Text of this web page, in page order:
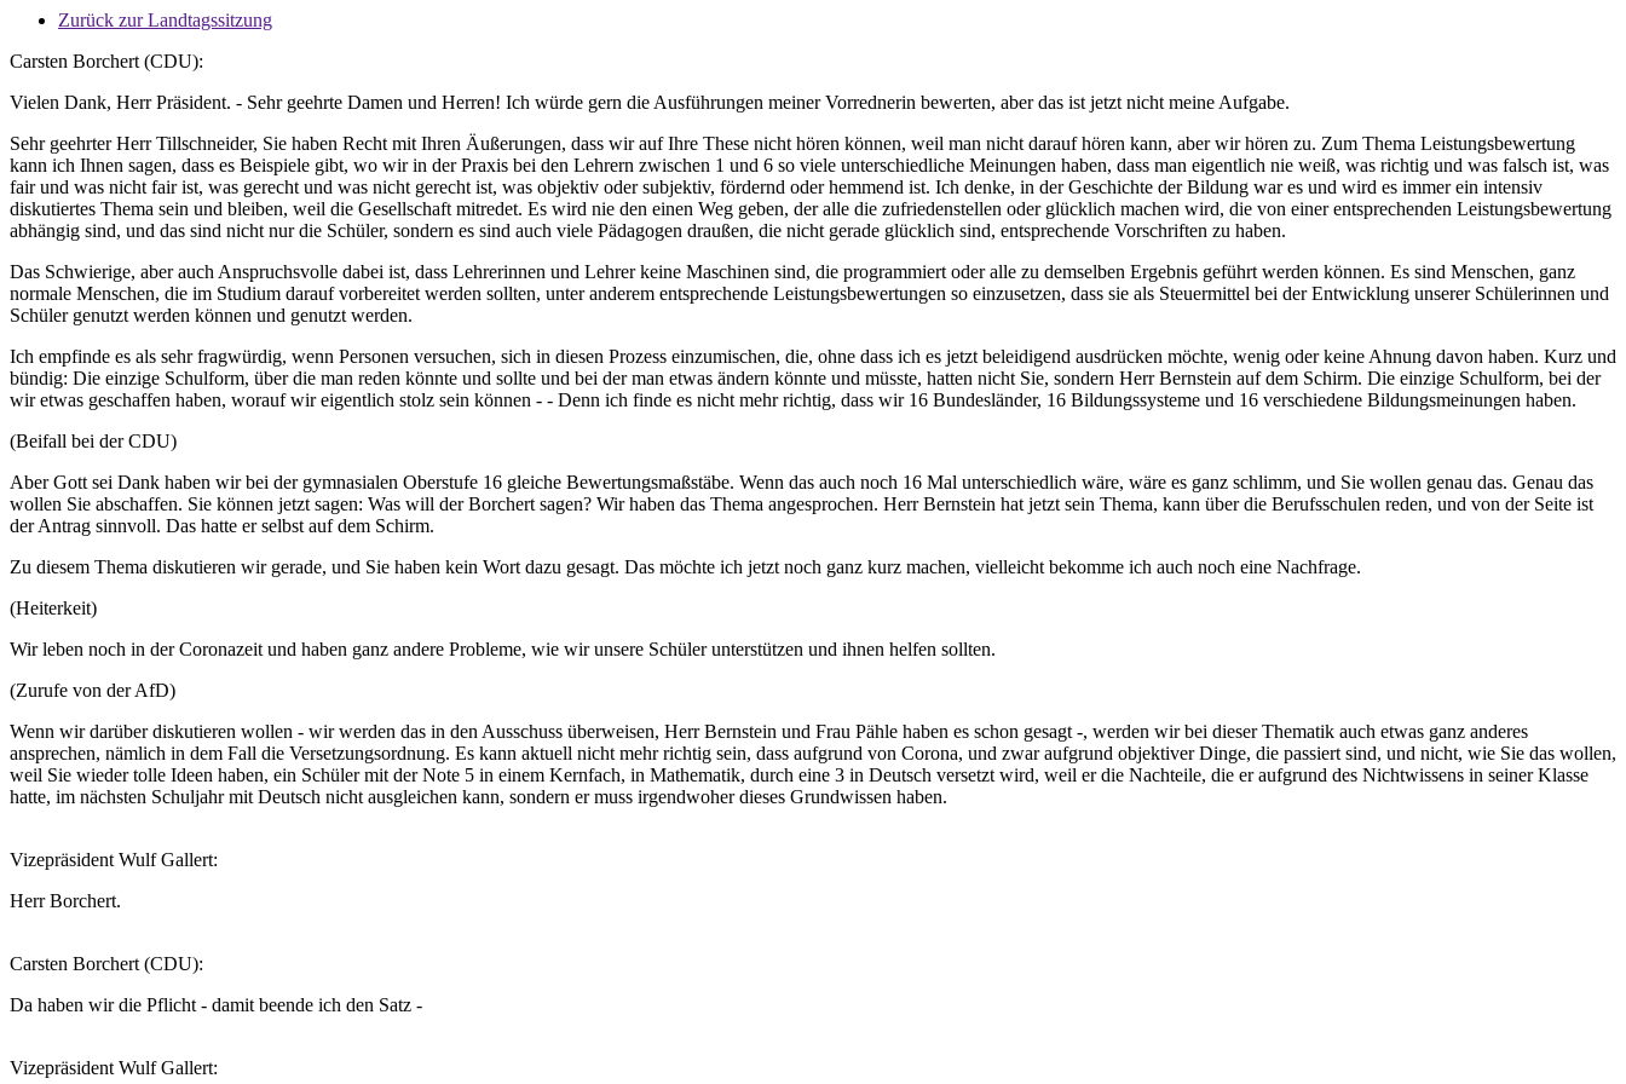
Zurück zur Landtagssitzung
Carsten Borchert (CDU):
Vielen Dank, Herr Präsident. - Sehr geehrte Damen und Herren! Ich würde gern die Ausführungen meiner Vorrednerin bewerten, aber das ist jetzt nicht meine Aufgabe.
Sehr geehrter Herr Tillschneider, Sie haben Recht mit Ihren Äußerungen, dass wir auf Ihre These nicht hören können, weil man nicht darauf hören kann, aber wir hören zu. Zum Thema Leistungsbewertung
kann ich Ihnen sagen, dass es Beispiele gibt, wo wir in der Praxis bei den Lehrern zwischen 1 und 6 so viele unterschiedliche Meinungen haben, dass man eigentlich nie weiß, was richtig und was falsch ist, was
fair und was nicht fair ist, was gerecht und was nicht gerecht ist, was objektiv oder subjektiv, fördernd oder hemmend ist. Ich denke, in der Geschichte der Bildung war es und wird es immer ein intensiv
diskutiertes Thema sein und bleiben, weil die Gesellschaft mitredet. Es wird nie den einen Weg geben, der alle die zufriedenstellen oder glücklich machen wird, die von einer entsprechenden Leistungsbewertung
abhängig sind, und das sind nicht nur die Schüler, sondern es sind auch viele Pädagogen draußen, die nicht gerade glücklich sind, entsprechende Vorschriften zu haben.
Das Schwierige, aber auch Anspruchsvolle dabei ist, dass Lehrerinnen und Lehrer keine Maschinen sind, die programmiert oder alle zu demselben Ergebnis geführt werden können. Es sind Menschen, ganz
normale Menschen, die im Studium darauf vorbereitet werden sollten, unter anderem entsprechende Leistungsbewertungen so einzusetzen, dass sie als Steuermittel bei der Entwicklung unserer Schülerinnen und
Schüler genutzt werden können und genutzt werden.
Ich empfinde es als sehr fragwürdig, wenn Personen versuchen, sich in diesen Prozess einzumischen, die, ohne dass ich es jetzt beleidigend ausdrücken möchte, wenig oder keine Ahnung davon haben. Kurz und
bündig: Die einzige Schulform, über die man reden könnte und sollte und bei der man etwas ändern könnte und müsste, hatten nicht Sie, sondern Herr Bernstein auf dem Schirm. Die einzige Schulform, bei der
wir etwas geschaffen haben, worauf wir eigentlich stolz sein können - - Denn ich finde es nicht mehr richtig, dass wir 16 Bundesländer, 16 Bildungssysteme und 16 verschiedene Bildungsmeinungen haben.
(Beifall bei der CDU)
Aber Gott sei Dank haben wir bei der gymnasialen Oberstufe 16 gleiche Bewertungsmaßstäbe. Wenn das auch noch 16 Mal unterschiedlich wäre, wäre es ganz schlimm, und Sie wollen genau das. Genau das
wollen Sie abschaffen. Sie können jetzt sagen: Was will der Borchert sagen? Wir haben das Thema angesprochen. Herr Bernstein hat jetzt sein Thema, kann über die Berufsschulen reden, und von der Seite ist
der Antrag sinnvoll. Das hatte er selbst auf dem Schirm.
Zu diesem Thema diskutieren wir gerade, und Sie haben kein Wort dazu gesagt. Das möchte ich jetzt noch ganz kurz machen, vielleicht bekomme ich auch noch eine Nachfrage.
(Heiterkeit)
Wir leben noch in der Coronazeit und haben ganz andere Probleme, wie wir unsere Schüler unterstützen und ihnen helfen sollten.
(Zurufe von der AfD)
Wenn wir darüber diskutieren wollen - wir werden das in den Ausschuss überweisen, Herr Bernstein und Frau Pähle haben es schon gesagt -, werden wir bei dieser Thematik auch etwas ganz anderes
ansprechen, nämlich in dem Fall die Versetzungsordnung. Es kann aktuell nicht mehr richtig sein, dass aufgrund von Corona, und zwar aufgrund objektiver Dinge, die passiert sind, und nicht, wie Sie das wollen,
weil Sie wieder tolle Ideen haben, ein Schüler mit der Note 5 in einem Kernfach, in Mathematik, durch eine 3 in Deutsch versetzt wird, weil er die Nachteile, die er aufgrund des Nichtwissens in seiner Klasse
hatte, im nächsten Schuljahr mit Deutsch nicht ausgleichen kann, sondern er muss irgendwoher dieses Grundwissen haben.
Vizepräsident Wulf Gallert:
Herr Borchert.
Carsten Borchert (CDU):
Da haben wir die Pflicht - damit beende ich den Satz -
Vizepräsident Wulf Gallert: